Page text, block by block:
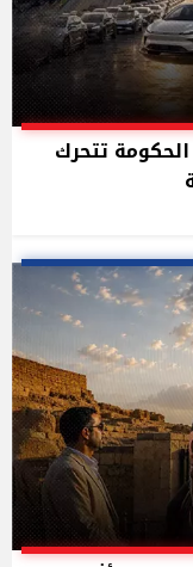
ألف مركبة.. الحكومة تتحرك